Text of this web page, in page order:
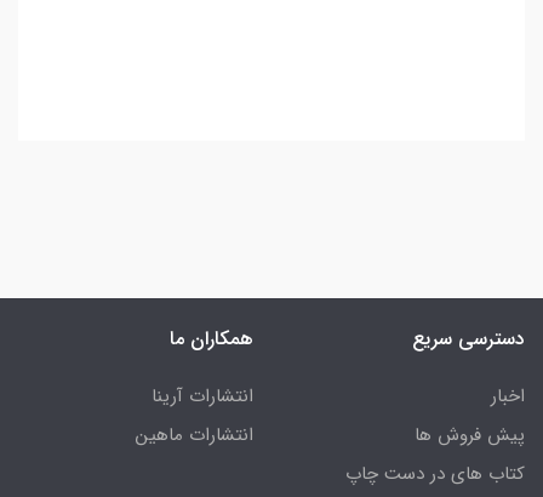
دسترسی سریع
اخبار
پیش فروش ها
کتاب های در دست چاپ
همکاران ما
انتشارات آرینا
انتشارات ماهین